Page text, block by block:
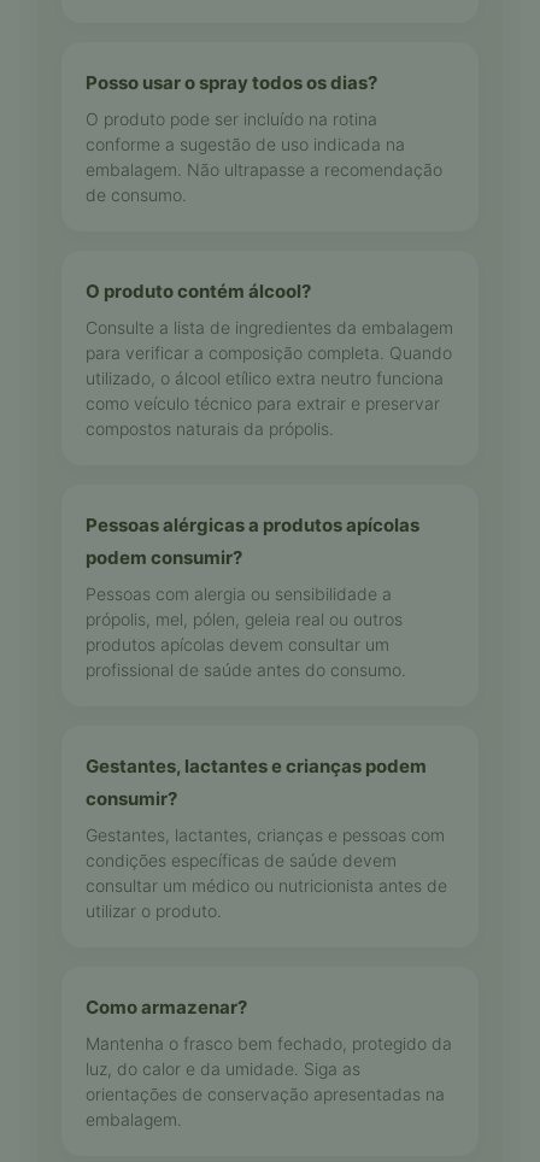
Posso usar o spray todos os dias?
O produto pode ser incluído na rotina
conforme a sugestão de uso indicada na
embalagem. Não ultrapasse a recomendação
de consumo.
O produto contém álcool?
Consulte a lista de ingredientes da embalagem
para verificar a composição completa. Quando
utilizado, o álcool etílico extra neutro funciona
como veículo técnico para extrair e preservar
compostos naturais da própolis.
Pessoas alérgicas a produtos apícolas
podem consumir?
Pessoas com alergia ou sensibilidade a
própolis, mel, pólen, geleia real ou outros
produtos apícolas devem consultar um
profissional de saúde antes do consumo.
Gestantes, lactantes e crianças podem
consumir?
Gestantes, lactantes, crianças e pessoas com
condições específicas de saúde devem
consultar um médico ou nutricionista antes de
utilizar o produto.
Como armazenar?
Mantenha o frasco bem fechado, protegido da
luz, do calor e da umidade. Siga as
orientações de conservação apresentadas na
embalagem.